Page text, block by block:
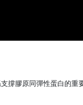
撐膠原同彈性蛋白的重